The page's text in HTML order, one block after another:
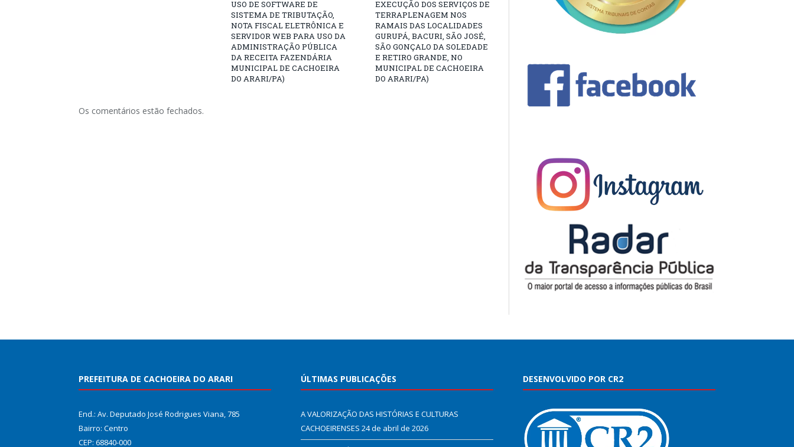
USO DE SOFTWARE DE
SISTEMA DE TRIBUTAÇÃO,
NOTA FISCAL ELETRÔNICA E
SERVIDOR WEB PARA USO DA
ADMINISTRAÇÃO PÚBLICA
DA RECEITA FAZENDÁRIA
MUNICIPAL DE CACHOEIRA
DO ARARI/PA)
EXECUÇÃO DOS SERVIÇOS DE
TERRAPLENAGEM NOS
RAMAIS DAS LOCALIDADES
GURUPÁ, BACURI, SÃO JOSÉ,
SÃO GONÇALO DA SOLEDADE
E RETIRO GRANDE, NO
MUNICIPAL DE CACHOEIRA
DO ARARI/PA)
Os comentários estão fechados.
PREFEITURA DE CACHOEIRA DO ARARI
End.: Av. Deputado José Rodrigues Viana, 785
Bairro: Centro
CEP: 68840-000
ÚLTIMAS PUBLICAÇÕES
A VALORIZAÇÃO DAS HISTÓRIAS E CULTURAS
CACHOEIRENSES 24 de abril de 2026
DESENVOLVIDO POR CR2